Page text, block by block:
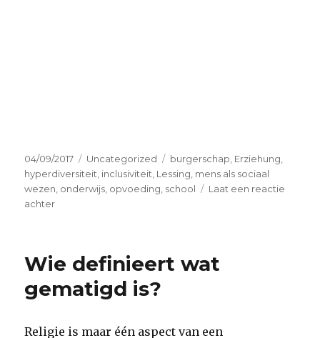
Geplaatst
op
04/09/2017 Categorieën
Uncategorized Tags
burgerschap Erziehung
hyperdiversiteit inclusiviteit Lessing mens als sociaal
wezen onderwijs opvoeding school
Laat een reactie
achterop
maar
de
Wie definieert wat
gematigd is?
Religie is maar één aspect van een